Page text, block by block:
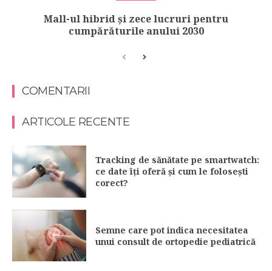
Mall-ul hibrid și zece lucruri pentru
cumpărăturile anului 2030
COMENTARII
ARTICOLE RECENTE
Tracking de sănătate pe smartwatch:
ce date îți oferă și cum le folosești
corect?
Semne care pot indica necesitatea
unui consult de ortopedie pediatrică